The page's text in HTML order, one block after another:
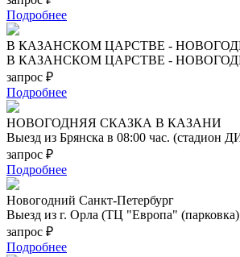
Подробнее
В КАЗАНСКОМ ЦАРСТВЕ -
В КАЗАНСКОМ ЦАРСТВЕ -
запрос ₽
Подробнее
НОВОГОДНЯЯ СКАЗКА В КАЗАНИ
Выезд из Брянска в 08:00 час.
запрос ₽
Подробнее
Новогодний Санкт-Петербург
Выезд из г. Орла (ТЦ "Европа"
запрос ₽
Подробнее